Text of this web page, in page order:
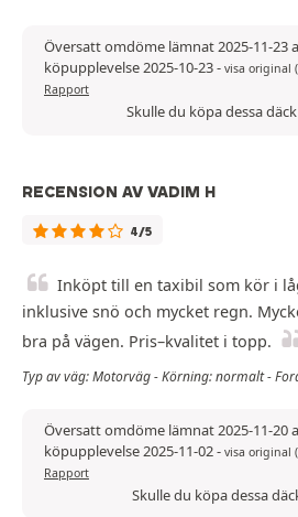
Översatt omdöme lämnat 2025-11-23
köpupplevelse 2025-10-23- visa original
Rapport
Skulle du köpa dessa
RECENSION AV VADIM H
4/5
Inköpt till en taxibil som kör i
inklusive snö och mycket regn.
bra på vägen. Pris–kvalitet i topp.
Typ av väg: Motorväg - Körning: normalt -
Översatt omdöme lämnat 2025-11-20
köpupplevelse 2025-11-02- visa original
Rapport
Skulle du köpa dessa